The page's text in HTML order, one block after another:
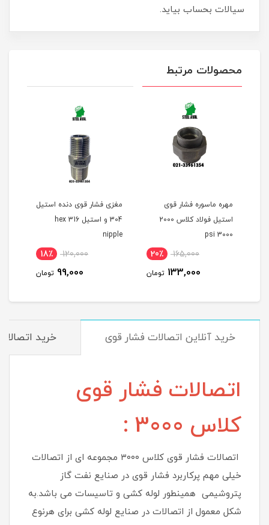
سیالات بحساب بیاید.
محصولات مرتبط
مهره ماسوره فشار قوی
استیل فولاد کلاس 2000
3000 psi
165,000 20٪
133,000 تومان
مغزی فشار قوی دنده استیل
304 و استیل 316 hex
nipple
120,000 18٪
99,000 تومان
خرید آنلاین اتصالات فشار قوی خرید
اتصالات فشار قوی
کلاس 3000 :
اتصالات فشار قوی کلاس ۳۰۰۰ مجموعه ای از اتصالات
خیلی مهم پرکاربرد فشار قوی در صنایع نفت گاز
پتروشیمی همینطور لوله کشی و تاسیسات می باشد.به
شکل معمول از اتصالات در صنایع لوله کشی برای هرنوع